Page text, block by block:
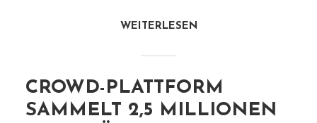
WEITERLESEN
CROWD-PLATTFORM
SAMMELT 2,5 MILLIONEN